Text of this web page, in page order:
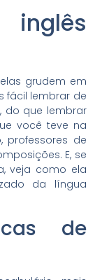
inglês
grudem em
fácil lembrar de
do que lembrar
você teve na
professores de
E, se
veja como ela
da língua
de